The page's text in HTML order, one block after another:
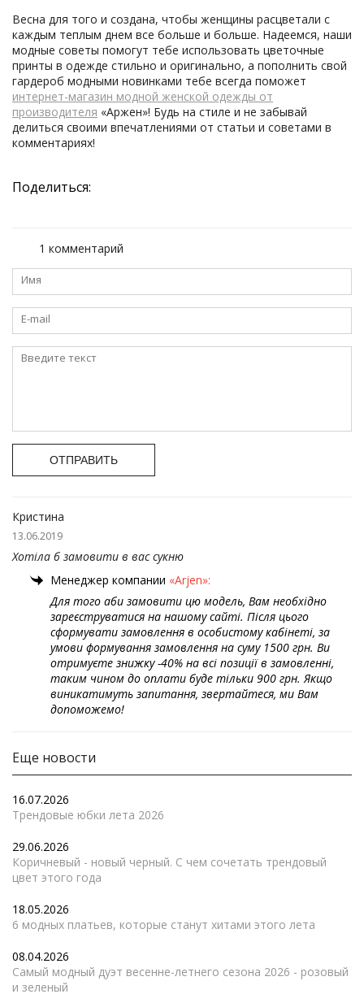
Весна для того и создана, чтобы женщины расцветали с
каждым теплым днем все больше и больше. Надеемся, наши
модные советы помогут тебе использовать цветочные
принты в одежде стильно и оригинально, а пополнить свой
гардероб модными новинками тебе всегда поможет
интернет-магазин модной женской одежды от
производителя «Аржен»! Будь на стиле и не забывай
делиться своими впечатлениями от статьи и советами в
комментариях!
Поделиться:
1 комментарий
ОТПРАВИТЬ
Кристина
13.06.2019
Хотіла б замовити в вас сукню
Менеджер компании «Arjen»:
Для того аби замовити цю модель, Вам необхідно
зареєструватися на нашому сайті. Після цього
сформувати замовлення в особистому кабінеті, за
умови формування замовлення на суму 1500 грн. Ви
отримуєте знижку -40% на всі позиції в замовленні,
таким чином до оплати буде тільки 900 грн. Якщо
виникатимуть запитання, звертайтеся, ми Вам
допоможемо!
Еще новости
16.07.2026
Трендовые юбки лета 2026
29.06.2026
Коричневый - новый черный. С чем сочетать трендовый
цвет этого года
18.05.2026
6 модных платьев, которые станут хитами этого лета
08.04.2026
Самый модный дуэт весенне-летнего сезона 2026 - розовый
и зеленый